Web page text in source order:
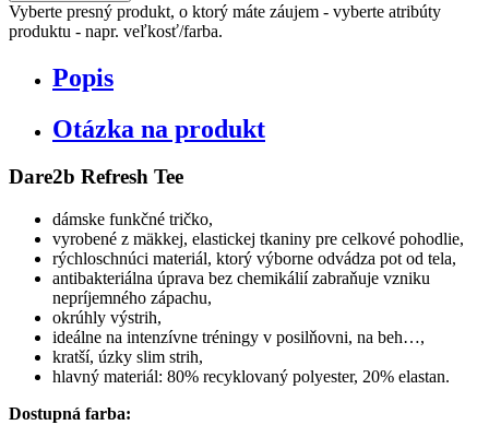
Vyberte presný produkt, o ktorý máte záujem - vyberte atribúty
produktu - napr. veľkosť/farba.
Popis
Otázka na produkt
Dare2b Refresh Tee
dámske funkčné tričko,
vyrobené z mäkkej, elastickej tkaniny pre celkové pohodlie,
rýchloschnúci materiál, ktorý výborne odvádza pot od tela,
antibakteriálna úprava bez chemikálií zabraňuje vzniku
nepríjemného zápachu,
okrúhly výstrih,
ideálne na intenzívne tréningy v posilňovni, na beh…,
kratší, úzky slim strih,
hlavný materiál: 80% recyklovaný polyester, 20% elastan.
Dostupná farba: